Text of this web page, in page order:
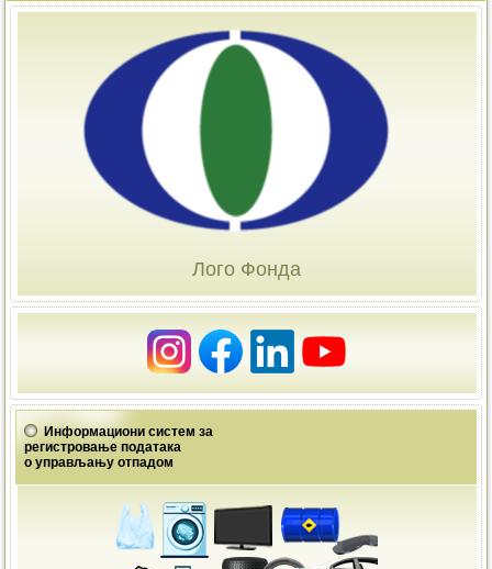
Лого Фонда
Информациони систем за
регистровање података
о управљању отпадом